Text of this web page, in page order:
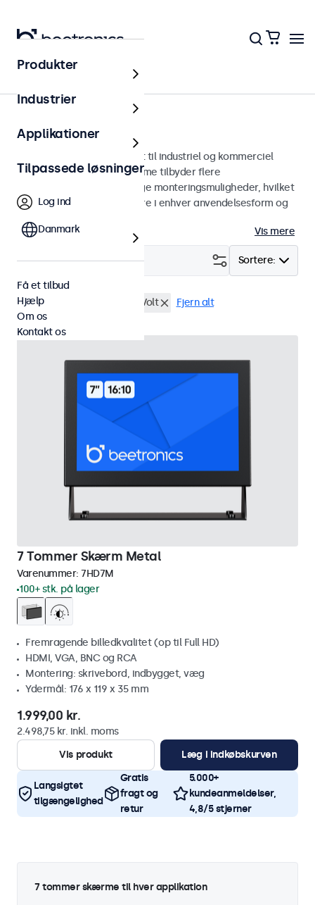
Skærme
7-tommer skærme
7 tommer skærme designet til industriel og kommerciel
brug. Vores 7-tommer skærme tilbyder flere
billedforbindelser og alsidige monteringsmuligheder, hvilket
gør dem nemme at integrere i enhver anvendelsesform og
Vis mere
Sortere:
Filter (1)
7 tommer skaerme 9-36 Volt Fjern alt
7 Tommer Skærm Metal
Varenummer: 7HD7M
100+ stk. på lager
Fremragende billedkvalitet (op til Full HD)
HDMI, VGA, BNC og RCA
Montering: skrivebord, indbygget, væg
Ydermål: 176 x 119 x 35 mm
1.999,00 kr.
2.498,75 kr. inkl. moms
Vis produkt
Læg i indkøbskurven
Langsigtet
tilgængelighed
Gratis
fragt og
retur
5.000+
kundeanmeldelser,
4,8/5 stjerner
7 tommer skærme til hver applikation
Produkter
Industrier
Applikationer
Tilpassede løsninger
Log ind
Danmark
Få et tilbud
Hjælp
Om os
Kontakt os